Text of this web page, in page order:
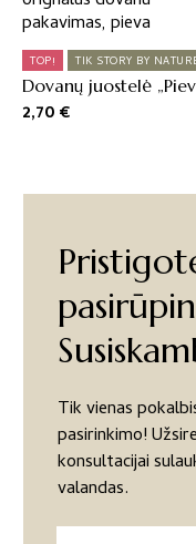
TOP! TIK STORY BY
Dovanų juostelė
2,70€
Tik vienas
pasirinkimo!
konsultacijai
valandas.